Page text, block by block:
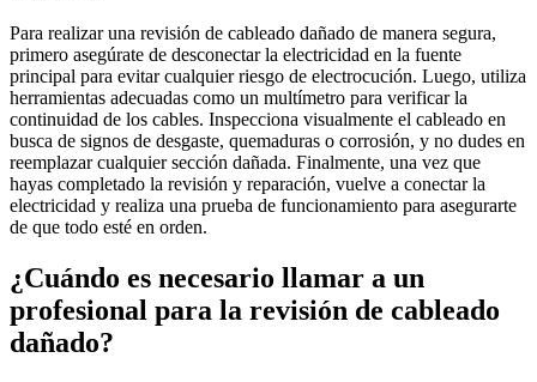
Para realizar una revisión de cableado dañado de manera segura,
primero asegúrate de desconectar la electricidad en la fuente
principal para evitar cualquier riesgo de electrocución. Luego, utiliza
herramientas adecuadas como un multímetro para verificar la
continuidad de los cables. Inspecciona visualmente el cableado en
busca de signos de desgaste, quemaduras o corrosión, y no dudes en
reemplazar cualquier sección dañada. Finalmente, una vez que
hayas completado la revisión y reparación, vuelve a conectar la
electricidad y realiza una prueba de funcionamiento para asegurarte
de que todo esté en orden.
¿Cuándo es necesario llamar a un
profesional para la revisión de cableado
dañado?